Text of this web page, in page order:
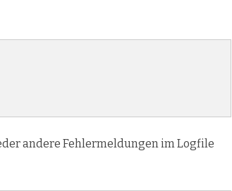
andere Fehlermeldungen im Logfile